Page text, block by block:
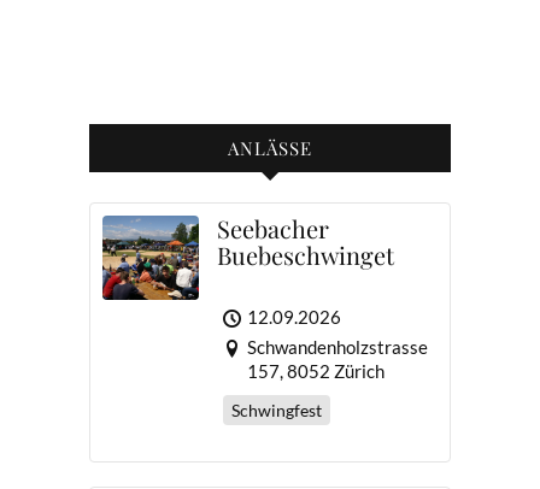
ANLÄSSE
Seebacher
Buebeschwinget
12.09.2026
Schwandenholzstrasse
157, 8052 Zürich
Schwingfest